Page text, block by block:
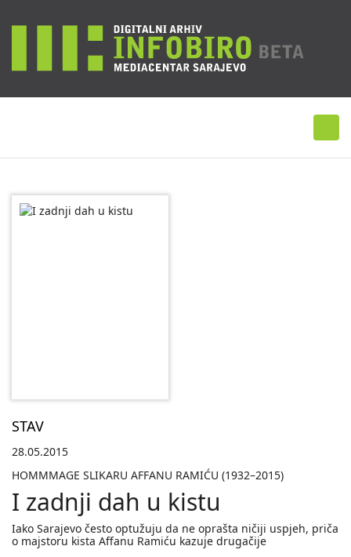
STAV
28.05.2015
HOMMMAGE SLIKARU AFFANU RAMIĆU (1932–2015)
I zadnji dah u kistu
Iako Sarajevo često optužuju da ne oprašta ničiji uspjeh, priča
o majstoru kista Affanu Ramiću kazuje drugačije